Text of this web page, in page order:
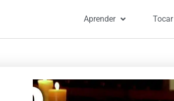
Aprender Tocar